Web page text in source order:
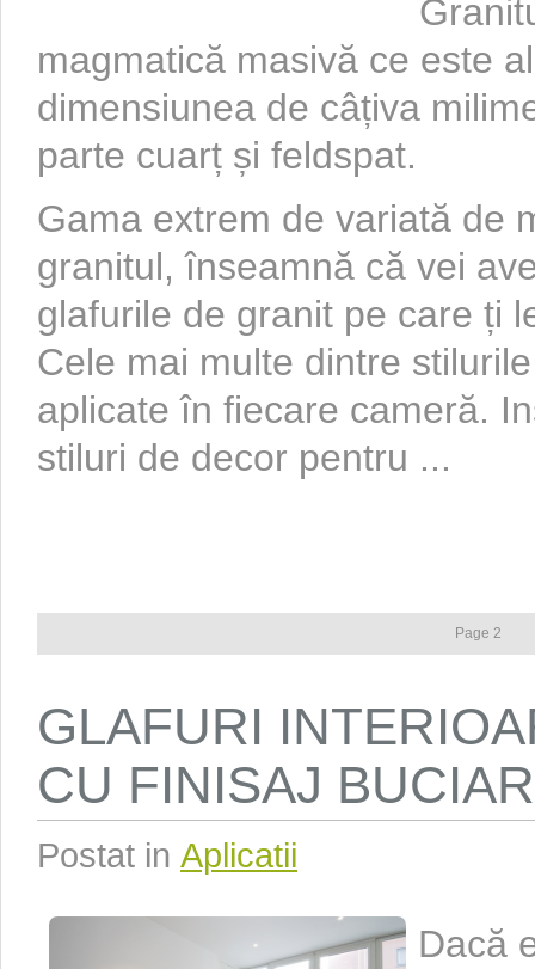
magmatică masivă ce este
dimensiunea de câțiva
parte cuarț și feldspat.
Gama extrem de variată de
granitul, înseamnă că vei
glafurile de granit pe care ți
Cele mai multe dintre
aplicate în fiecare cameră.
stiluri de decor pentru ...
Page 2
GLAFURI
CU FINISAJ
Postat in Aplicatii
Dacă